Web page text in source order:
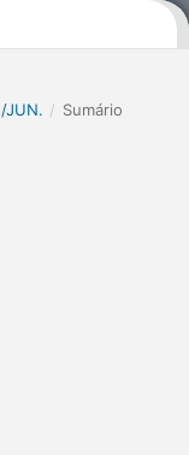
JUN. / Sumário